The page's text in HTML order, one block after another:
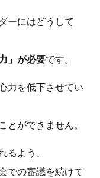
ーにはどうして
」が必要です。
力を低下させてい
とができません。
るよう、
での審議を続けて